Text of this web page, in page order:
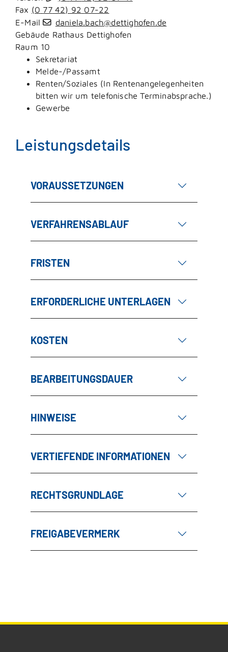
Fax (0 77 42) 92 07-22
E-Mail
daniela.bach@dettighofen.de
Gebäude Rathaus Dettighofen
Raum 10
Sekretariat
Melde-/Passamt
Renten/Soziales (In Rentenangelegenheiten
bitten wir um telefonische Terminabsprache.)
Gewerbe
Leistungsdetails
VORAUSSETZUNGEN
VERFAHRENSABLAUF
FRISTEN
ERFORDERLICHE UNTERLAGEN
KOSTEN
BEARBEITUNGSDAUER
HINWEISE
VERTIEFENDE INFORMATIONEN
RECHTSGRUNDLAGE
FREIGABEVERMERK